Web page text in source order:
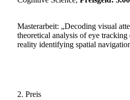
Masterarbeit: „Decoding visual
theoretical analysis of eye
reality identifying spatial
2. Preis